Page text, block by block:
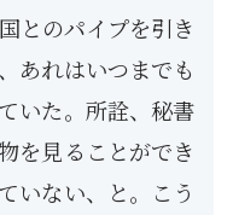
とのパイプを引き
あれはいつまでも
いた。所詮、秘書
を見ることができ
いない、と。こう